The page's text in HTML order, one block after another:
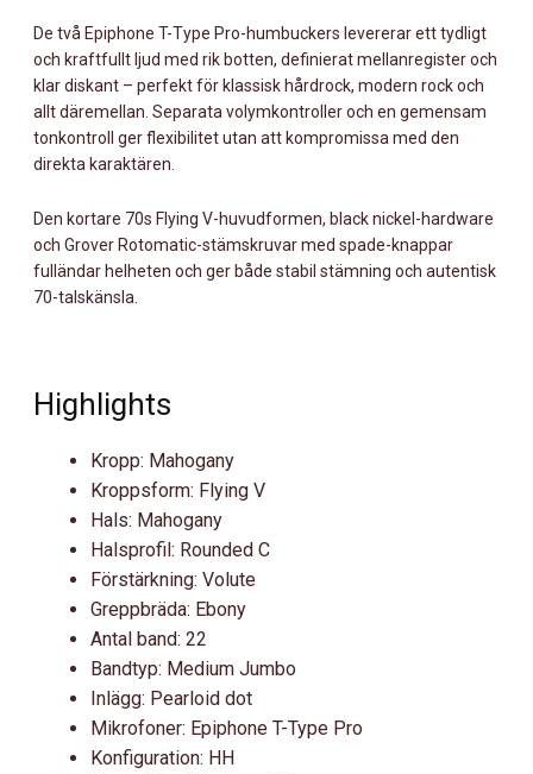
De två Epiphone T-Type Pro-humbuckers levererar ett tydligt
och kraftfullt ljud med rik botten, definierat mellanregister och
klar diskant – perfekt för klassisk hårdrock, modern rock och
allt däremellan. Separata volymkontroller och en gemensam
tonkontroll ger flexibilitet utan att kompromissa med den
direkta karaktären.
Den kortare 70s Flying V-huvudformen, black nickel-hardware
och Grover Rotomatic-stämskruvar med spade-knappar
fulländar helheten och ger både stabil stämning och autentisk
70-talskänsla.
Highlights
Kropp: Mahogany
Kroppsform: Flying V
Hals: Mahogany
Halsprofil: Rounded C
Förstärkning: Volute
Greppbräda: Ebony
Antal band: 22
Bandtyp: Medium Jumbo
Inlägg: Pearloid dot
Mikrofoner: Epiphone T-Type Pro
Konfiguration: HH